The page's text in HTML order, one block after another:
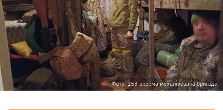
Фото: 153 окрема механізована бригада